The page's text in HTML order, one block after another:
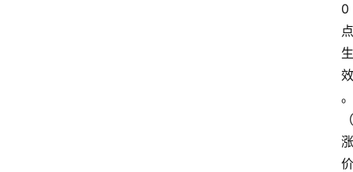
0
点
生
效
。
（
涨
价